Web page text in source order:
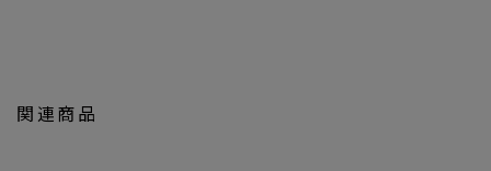
心地にこだわったアイテムを展開。
関連商品